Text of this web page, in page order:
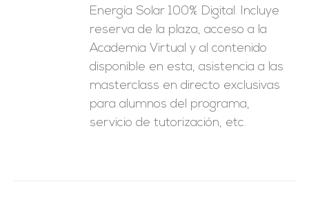
Energía Solar 100% Digital. Incluye
reserva de la plaza, acceso a la
Academia Virtual y al contenido
disponible en esta, asistencia a las
masterclass en directo exclusivas
para alumnos del programa,
servicio de tutorización, etc.